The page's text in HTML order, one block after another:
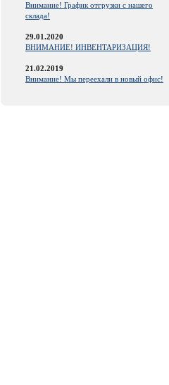
Внимание! График отгрузки с нашего
склада!
29.01.2020
ВНИМАНИЕ! ИНВЕНТАРИЗАЦИЯ!
21.02.2019
Внимание! Мы переехали в новый офис!